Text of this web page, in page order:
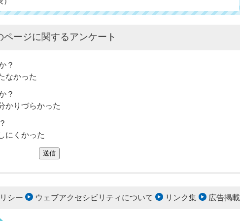
ページに関するアンケート
？
なかった
？
かりづらかった
にくかった
シー ウェブアクセシビリティについて リンク集 広告掲